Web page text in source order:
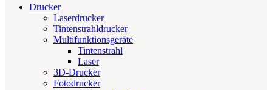
Drucker
Laserdrucker
Tintenstrahldrucker
Multifunktionsgeräte
Tintenstrahl
Laser
3D-Drucker
Fotodrucker